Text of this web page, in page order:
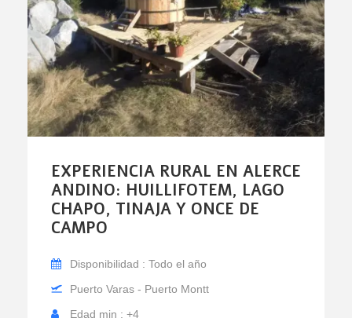
EXPERIENCIA RURAL EN ALERCE
ANDINO: HUILLIFOTEM, LAGO
CHAPO, TINAJA Y ONCE DE
CAMPO
Disponibilidad : Todo el año
Puerto Varas - Puerto Montt
Edad min : +4